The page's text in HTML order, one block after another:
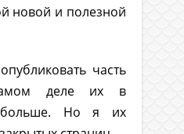
новой и полезной
часть
деле их в
больше. Но я их